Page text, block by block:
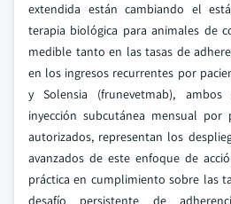
extendida están cambiando el
terapia biológica para animales de
medible tanto en las tasas de
en los ingresos recurrentes por
y Solensia (frunevetmab), ambos
inyección subcutánea mensual por
autorizados, representan los
avanzados de este enfoque de
práctica en cumplimiento sobre las
desafío persistente de